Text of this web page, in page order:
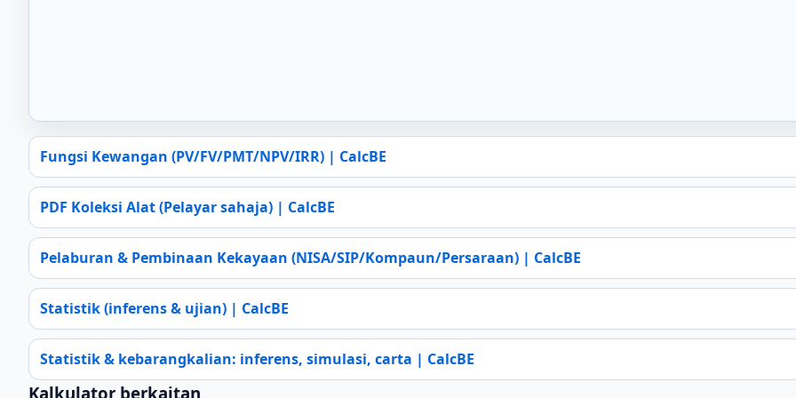
Fungsi Kewangan (PV/FV/PMT/NPV/IRR) | CalcBE
PDF Koleksi Alat (Pelayar sahaja) | CalcBE
Pelaburan & Pembinaan Kekayaan (NISA/SIP/Kompaun/Persaraan) | CalcBE
Statistik (inferens & ujian) | CalcBE
Statistik & kebarangkalian: inferens, simulasi, carta | CalcBE
Kalkulator berkaitan